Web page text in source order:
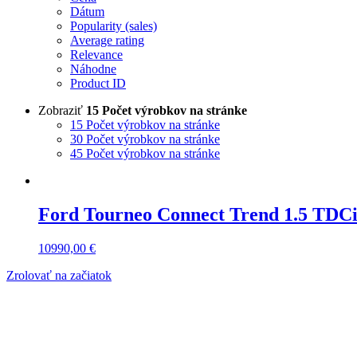
Dátum
Popularity (sales)
Average rating
Relevance
Náhodne
Product ID
Zobraziť 15 Počet výrobkov na stránke
15 Počet výrobkov na stránke
30 Počet výrobkov na stránke
45 Počet výrobkov na stránke
Ford Tourneo Connect Trend 1.5 TDCi
10990,00 €
Zrolovať na začiatok